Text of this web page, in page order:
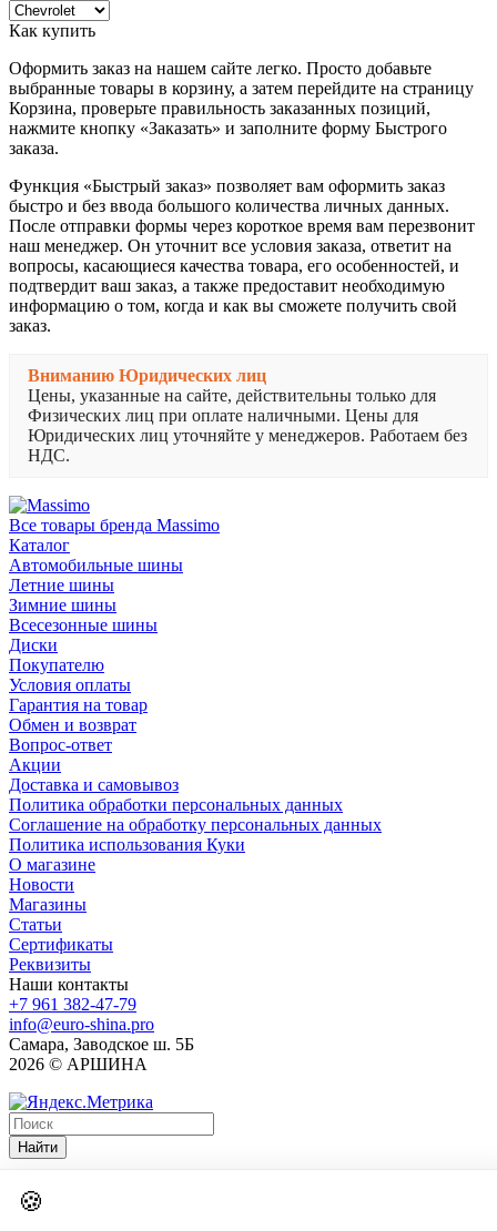
Как купить
Оформить заказ на нашем сайте легко. Просто добавьте
выбранные товары в корзину, а затем перейдите на страницу
Корзина, проверьте правильность заказанных позиций,
нажмите кнопку «Заказать» и заполните форму Быстрого
заказа.
Функция «Быстрый заказ» позволяет вам оформить заказ
быстро и без ввода большого количества личных данных.
После отправки формы через короткое время вам перезвонит
наш менеджер. Он уточнит все условия заказа, ответит на
вопросы, касающиеся качества товара, его особенностей, и
подтвердит ваш заказ, а также предоставит необходимую
информацию о том, когда и как вы сможете получить свой
заказ.
Вниманию Юридических лиц
Цены, указанные на сайте, действительны только для
Физических лиц при оплате наличными. Цены для
Юридических лиц уточняйте у менеджеров. Работаем без
НДС.
Все товары бренда Massimo
Каталог
Автомобильные шины
Летние шины
Зимние шины
Всесезонные шины
Диски
Покупателю
Условия оплаты
Гарантия на товар
Обмен и возврат
Вопрос-ответ
Акции
Доставка и самовывоз
Политика обработки персональных данных
Соглашение на обработку персональных данных
Политика использования Куки
О магазине
Новости
Магазины
Статьи
Сертификаты
Реквизиты
Наши контакты
+7 961 382-47-79
info@euro-shina.pro
Самара, Заводское ш. 5Б
2026 © АРШИНА
Найти
🍪